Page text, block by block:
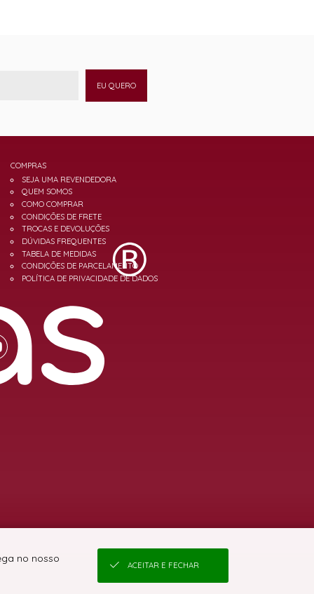
EU QUERO
COMPRAS
SEJA UMA REVENDEDORA
QUEM SOMOS
COMO COMPRAR
CONDIÇÕES DE FRETE
TROCAS E DEVOLUÇÕES
DÚVIDAS FREQUENTES
TABELA DE MEDIDAS
CONDIÇÕES DE PARCELAMENTO
POLÍTICA DE PRIVACIDADE DE DADOS
no nosso
ACEITAR E FECHAR